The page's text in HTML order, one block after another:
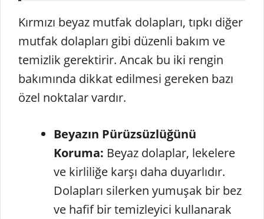
Kırmızı beyaz mutfak dolapları, tıpkı diğer
mutfak dolapları gibi düzenli bakım ve
temizlik gerektirir. Ancak bu iki rengin
bakımında dikkat edilmesi gereken bazı
özel noktalar vardır.
Beyazın Pürüzsüzlüğünü
Koruma: Beyaz dolaplar, lekelere
ve kirliliğe karşı daha duyarlıdır.
Dolapları silerken yumuşak bir bez
ve hafif bir temizleyici kullanarak